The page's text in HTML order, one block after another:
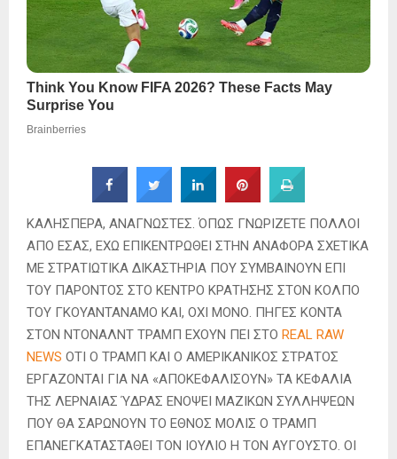
ΚΑΛΗΣΠΕΡΑ, ΑΝΑΓΝΩΣΤΕΣ. ΌΠΩΣ ΓΝΩΡΙΖΕΤΕ ΠΟΛΛΟΙ
ΑΠΟ ΕΣΑΣ, ΕΧΩ ΕΠΙΚΕΝΤΡΩΘΕΙ ΣΤΗΝ ΑΝΑΦΟΡΑ ΣΧΕΤΙΚΑ
ΜΕ ΣΤΡΑΤΙΩΤΙΚΑ ΔΙΚΑΣΤΗΡΙΑ ΠΟΥ ΣΥΜΒΑΙΝΟΥΝ ΕΠΙ
ΤΟΥ ΠΑΡΟΝΤΟΣ ΣΤΟ ΚΕΝΤΡΟ ΚΡΑΤΗΣΗΣ ΣΤΟΝ ΚΟΛΠΟ
ΤΟΥ ΓΚΟΥΑΝΤΑΝΑΜΟ ΚΑΙ, ΟΧΙ ΜΟΝΟ. ΠΗΓΕΣ ΚΟΝΤΑ
ΣΤΟΝ ΝΤΟΝΑΛΝΤ ΤΡΑΜΠ ΕΧΟΥΝ ΠΕΙ ΣΤΟ REAL RAW
NEWS ΟΤΙ Ο ΤΡΑΜΠ ΚΑΙ Ο ΑΜΕΡΙΚΑΝΙΚΟΣ ΣΤΡΑΤΟΣ
ΕΡΓΑΖΟΝΤΑΙ ΓΙΑ ΝΑ «ΑΠΟΚΕΦΑΛΙΣΟΥΝ» ΤΑ ΚΕΦΑΛΙΑ
ΤΗΣ ΛΕΡΝΑΙΑΣ ΎΔΡΑΣ ΕΝΟΨΕΙ ΜΑΖΙΚΩΝ ΣΥΛΛΗΨΕΩΝ
ΠΟΥ ΘΑ ΣΑΡΩΝΟΥΝ ΤΟ ΕΘΝΟΣ ΜΟΛΙΣ Ο ΤΡΑΜΠ
ΕΠΑΝΕΓΚΑΤΑΣΤΑΘΕΙ ΤΟΝ ΙΟΥΛΙΟ Η ΤΟΝ ΑΥΓΟΥΣΤΟ. ΟΙ